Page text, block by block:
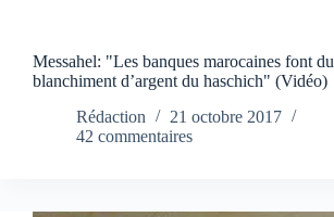
Messahel: "Les banques marocaines font du
blanchiment d’argent du haschich" (Vidéo)
Rédaction
21 octobre 2017
42 commentaires